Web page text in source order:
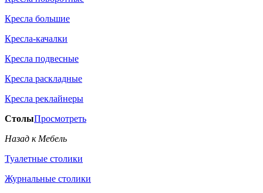
Кресла большие
Кресла-качалки
Кресла подвесные
Кресла раскладные
Кресла реклайнеры
СтолыПросмотреть
Назад к Мебель
Туалетные столики
Журнальные столики